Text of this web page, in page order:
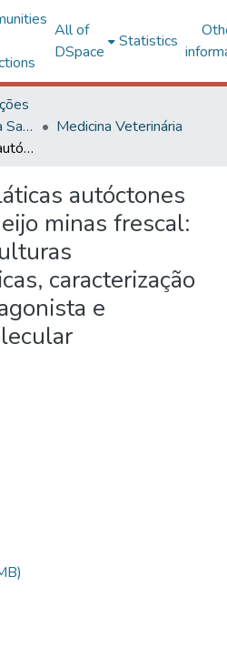
All of
DSpace
Statistics
Ciências Biológicas e da Saúde
Medicina Veterinária
Bactérias ácido láticas autóctones de leite cru e queijo minas frescal: isolamento de culturas bacteriocinogênicas, caracterização da atividade antagonista e identificação molecular
autóctones
minas frescal:
caracterização
e